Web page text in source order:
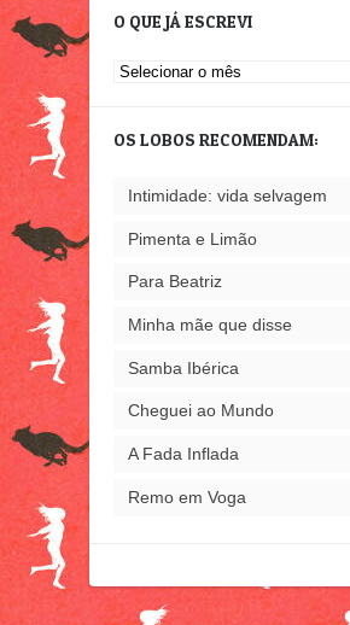
O QUE JÁ ESCREVI
O
escrevi
OS LOBOS RECOMENDAM:
Intimidade: vida selvagem
Pimenta e Limão
Para Beatriz
Minha mãe que disse
Samba Ibérica
Cheguei ao Mundo
A Fada Inflada
Remo em Voga